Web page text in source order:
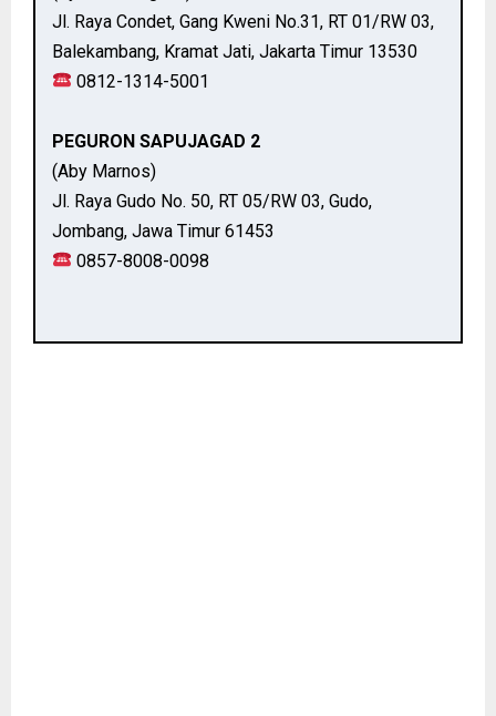
Jl. Raya Condet, Gang Kweni No.31, RT 01/RW 03,
Balekambang, Kramat Jati, Jakarta Timur 13530
0812-1314-5001
PEGURON SAPUJAGAD 2
(Aby Marnos)
Jl. Raya Gudo No. 50, RT 05/RW 03, Gudo,
Jombang, Jawa Timur 61453
0857-8008-0098